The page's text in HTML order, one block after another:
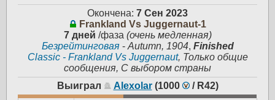
Окончена: 7 Сен 2023
Frankland Vs Juggernaut-1
7 дней /фаза (очень медленная)
Безрейтинговая- Autumn, 1904, Finished
Classic - Frankland Vs Juggernaut, Только общие
сообщения, С выбором страны
Выиграл
Alexolar (1000 / R42)